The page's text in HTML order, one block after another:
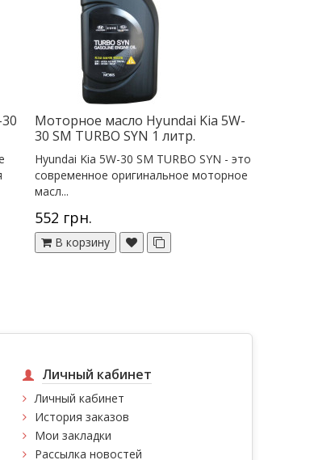
Моторное масло Hyundai Kia 5W-
30 SM TURBO SYN 1 литр.
Hyundai Kia 5W-30 SM TURBO SYN - это
современное оригинальное моторное
масл...
552 грн.
В корзину
Личный кабинет
Личный кабинет
История заказов
Мои закладки
Рассылка новостей